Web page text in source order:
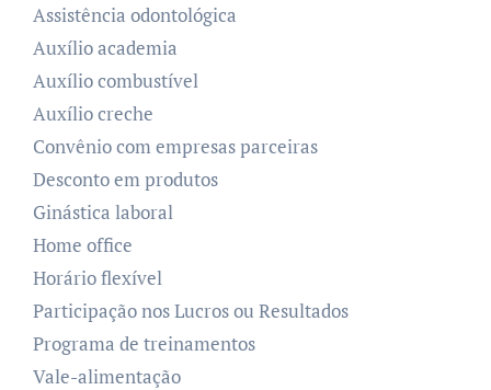
Assistência odontológica
Auxílio academia
Auxílio combustível
Auxílio creche
Convênio com empresas parceiras
Desconto em produtos
Ginástica laboral
Home office
Horário flexível
Participação nos Lucros ou Resultados
Programa de treinamentos
Vale-alimentação